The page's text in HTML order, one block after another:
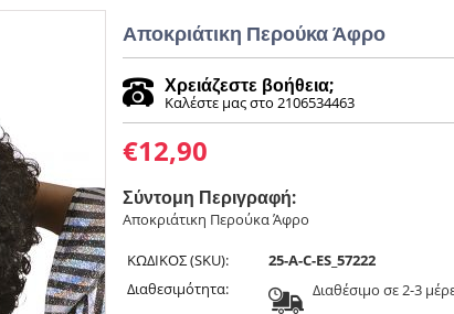
Αποκριάτικη Περούκα Άφρο
Χρειάζεστε βοήθεια;
Καλέστε μας στο 2106534463
€12,90
Σύντομη Περιγραφή:
Αποκριάτικη Περούκα Άφρο
ΚΩΔΙΚΟΣ (SKU):
25-A-C-ES_57222
Διαθεσιμότητα:
Διαθέσιμο σε 2-3